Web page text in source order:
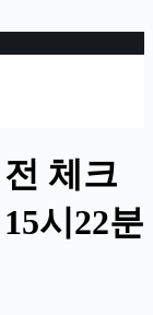
체크
시22분